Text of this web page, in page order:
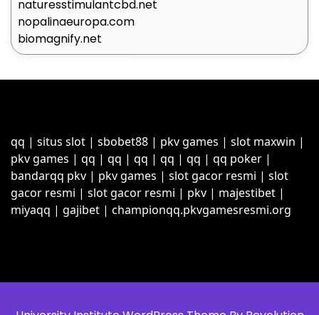
naturesstimulantcbd.net
nopalinaeuropa.com
biomagnify.net
qq | situs slot | sbobet88 | pkv games | slot maxwin |
pkv games | qq | qq | qq | qq | qq | qq poker |
bandarqq pkv | pkv games | slot gacor resmi | slot
gacor resmi | slot gacor resmi | pkv | majestibet |
miyaqq | gajibet | championqq.pkvgamesresmi.org